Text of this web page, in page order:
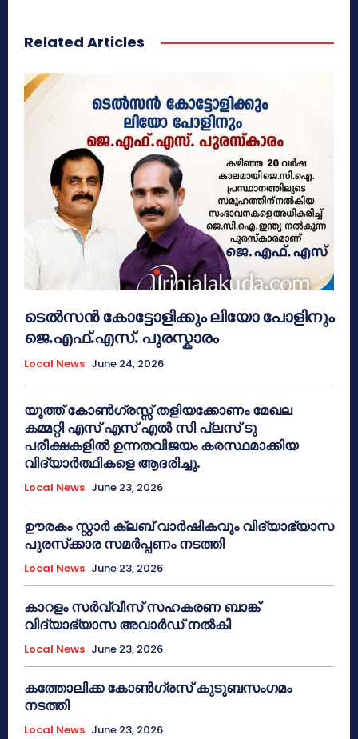
Related Articles
ടെൽസൻ കോട്ടോളിക്കും ലിയോ പോളിനും
ജെ.എഫ്.എസ്. പുരസ്കാരം
Local News June 24, 2026
യൂത്ത് കോൺഗ്രസ്സ് തളിയക്കോണം മേഖല
കമ്മറ്റി എസ് എസ് എൽ സി പ്ലസ് ടു
പരീക്ഷകളിൽ ഉന്നതവിജയം കരസ്ഥമാക്കിയ
വിദ്യാർത്ഥികളെ ആദരിച്ചു.
Local News June 23, 2026
ഊരകം സ്റ്റാർ ക്ലബ് വാർഷികവും വിദ്യാഭ്യാസ
പുരസ്‌ക്കാര സമർപ്പണം നടത്തി
Local News June 23, 2026
കാറളം സർവ്വീസ് സഹകരണ ബാങ്ക്
വിദ്യാഭ്യാസ അവാർഡ് നൽകി
Local News June 23, 2026
കത്തോലിക്ക കോൺഗ്രസ് കുടുബസംഗമം
നടത്തി
Local News June 23, 2026